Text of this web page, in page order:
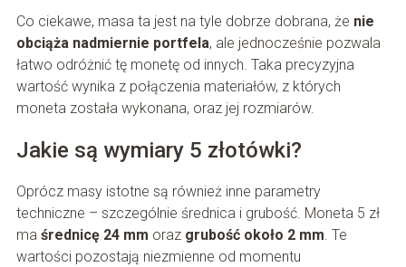
Co ciekawe, masa ta jest na tyle dobrze dobrana, że nie
obciąża nadmiernie portfela, ale jednocześnie pozwala
łatwo odróżnić tę monetę od innych. Taka precyzyjna
wartość wynika z połączenia materiałów, z których
moneta została wykonana, oraz jej rozmiarów.
Jakie są wymiary 5 złotówki?
Oprócz masy istotne są również inne parametry
techniczne – szczególnie średnica i grubość. Moneta 5 zł
ma średnicę 24 mm oraz grubość około 2 mm. Te
wartości pozostają niezmienne od momentu